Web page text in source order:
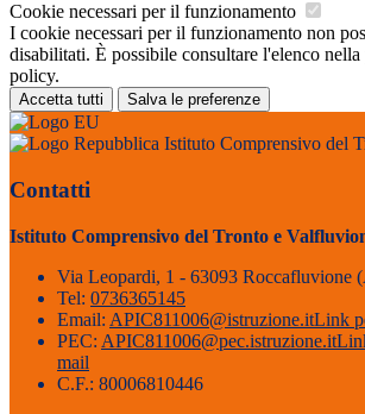
Cookie necessari per il funzionamento
I cookie necessari per il funzionamento non
disabilitati. È possibile consultare l'elenco
policy.
Accetta tutti Salva le preferenze
Istituto Comprensivo del
Contatti
Istituto Comprensivo del Tronto e
Via Leopardi, 1 - 63093 Roccafluvione
Tel: 0736365145
Email: APIC811006@istruzione.itLink
PEC: APIC811006@pec.istruzione.it
mail
C.F.: 80006810446